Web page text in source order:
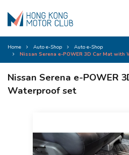
Home Auto e-Shop
Auto e-Shop
Nissan Serena e-POWER 3D Car Mat with
Nissan Serena e-POWER
Waterproof set